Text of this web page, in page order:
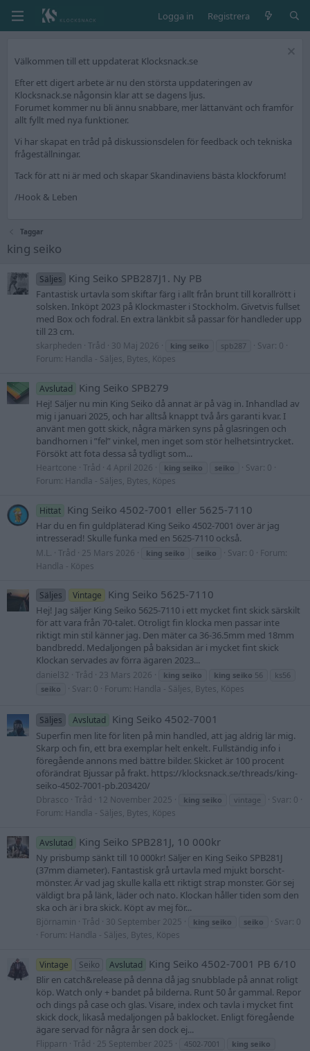
Logga in Registrera
Välkommen till ett uppdaterat Klocksnack.se
Efter ett digert arbete är nu den största uppdateringen av
Klocksnack.se någonsin klar att se dagens ljus.
Forumet kommer nu bli ännu snabbare, mer lättanvänt och framför
allt fyllt med nya funktioner.
Vi har skapat en tråd på diskussionsdelen för feedback och tekniska
frågeställningar.
Tack för att ni är med och skapar Skandinaviens bästa klockforum!
/Hook & Leben
Taggar
king seiko
Säljes King Seiko SPB287J1. Ny PB
Fantastisk urtavla som skiftar färg i allt från brunt till korallrött i
solsken. Inköpt 2023 på Klockmaster i Stockholm. Givetvis fullset
med Box och fodral. En extra länkbit så passar för handleder upp
till 23 cm.
skarpheden Tråd 30 Maj 2026 king seiko spb287
Svar: 0
Forum: Handla - Säljes, Bytes, Köpes
Avslutad King Seiko SPB279
Hej! Säljer nu min King Seiko då annat är på väg in. Inhandlad av
mig i januari 2025, och har alltså knappt två års garanti kvar. I
använt men gott skick, några märken syns på glasringen och
bandhornen i ”fel” vinkel, men inget som stör helhetsintrycket.
Försökt att fota dessa så tydligt som...
Heartcone Tråd 4 April 2026 king seiko seiko
Svar: 0
Forum: Handla - Säljes, Bytes, Köpes
Hittat King Seiko 4502-7001 eller 5625-7110
Har du en fin guldpläterad King Seiko 4502-7001 över är jag
intresserad! Skulle funka med en 5625-7110 också.
M.L. Tråd 25 Mars 2026 king seiko seiko Svar: 0
Forum:
Handla - Köpes
Säljes Vintage King Seiko 5625-7110
Hej! Jag säljer King Seiko 5625-7110 i ett mycket fint skick särskilt
för att vara från 70-talet. Otroligt fin klocka men passar inte
riktigt min stil känner jag. Den mäter ca 36-36.5mm med 18mm
bandbredd. Medaljongen på baksidan är i mycket fint skick
Klockan servades av förra ägaren 2023...
daniel32 Tråd 23 Mars 2026 king seiko king seiko 56
ks56
seiko
Svar: 0 Forum: Handla - Säljes, Bytes, Köpes
Säljes Avslutad King Seiko 4502-7001
Superfin men lite för liten på min handled, att jag aldrig lär mig.
Skarp och fin, ett bra exemplar helt enkelt. Fullständig info i
föregående annons med bättre bilder. Skicket är 100 procent
oförändrat Bjussar på frakt. https://klocksnack.se/threads/king-
seiko-4502-7001-pb.203420/
Dbrasco Tråd 12 November 2025 king seiko vintage
Svar: 0
Forum: Handla - Säljes, Bytes, Köpes
Avslutad King Seiko SPB281J, 10 000kr
Ny prisbump sänkt till 10 000kr! Säljer en King Seiko SPB281J
(37mm diameter). Fantastisk grå urtavla med mjukt borscht-
mönster. Är vad jag skulle kalla ett riktigt strap monster. Gör sej
väldigt bra på länk, läder och nato. Klockan håller tiden som den
ska och är i bra skick. Köpt av mej för...
Björnamin Tråd 30 September 2025 king seiko seiko
Svar: 0
Forum: Handla - Säljes, Bytes, Köpes
Vintage Seiko Avslutad King Seiko 4502-7001 PB 6/10
Blir en catch&release på denna då jag snubblade på annat roligt
köp. Watch only + bandet på bilderna. Runt 50 år gammal. Repor
och dings på case och glas. Visare, index och tavla i mycket fint
skick dock, likaså medaljongen på baklocket. Enligt föregående
ägare servad för några år sen dock ej...
Flipparn Tråd 25 September 2025 4502-7001 king seiko